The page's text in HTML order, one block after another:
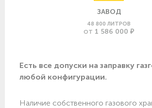
ЗАВОД
48 800 ЛИТРОВ
ОТ 1 586 000 ₽
Есть все допуски нa заправку
любой конфигурации.
Наличие собственного газового